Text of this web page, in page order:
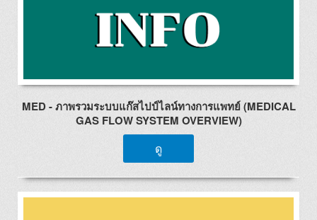
MED - ภาพรวมระบบแก๊สไปป์ไลน์ทางการแพทย์ (MEDICAL
GAS FLOW SYSTEM OVERVIEW)
ดู